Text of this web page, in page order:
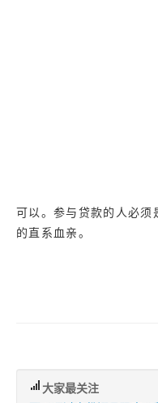
可以。参与贷款的人必须
的直系血亲。
大家最关注